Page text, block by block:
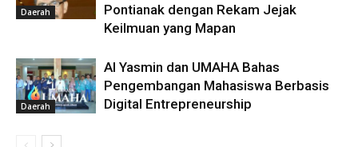
Daerah
Pontianak dengan Rekam Jejak
Keilmuan yang Mapan
Daerah
Al Yasmin dan UMAHA Bahas
Pengembangan Mahasiswa Berbasis
Digital Entrepreneurship